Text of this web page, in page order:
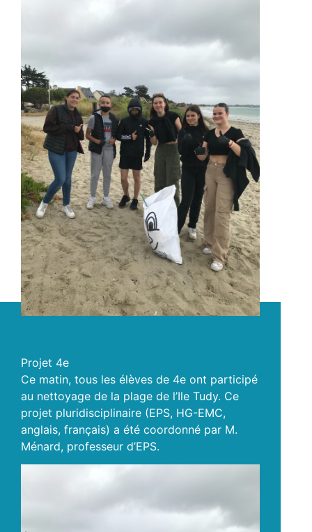
Projet 4e
Ce matin, tous les élèves de 4e ont participé
au nettoyage de la plage de l’Ile Tudy. Ce
projet pluridisciplinaire (EPS, HG-EMC,
anglais, français) a été coordonné par M.
Ménard, professeur d’EPS.